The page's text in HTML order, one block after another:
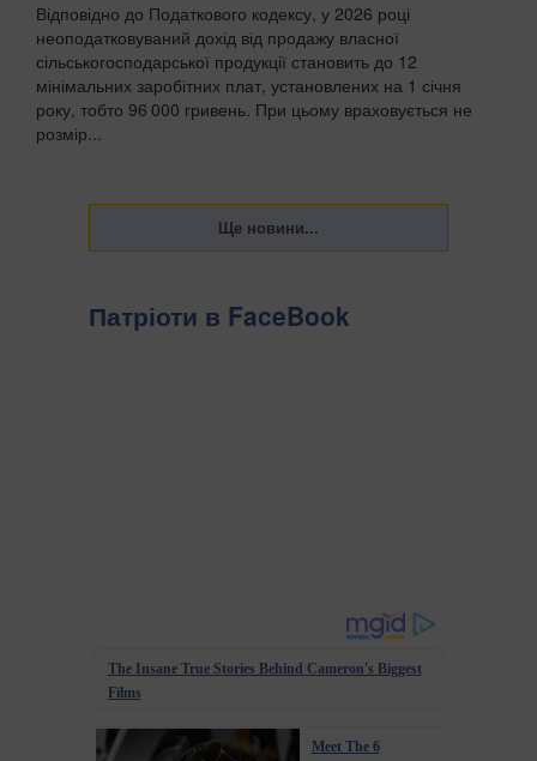
Відповідно до Податкового кодексу, у 2026 році
неоподатковуваний дохід від продажу власної
сільськогосподарської продукції становить до 12
мінімальних заробітних плат, установлених на 1 січня
року, тобто 96 000 гривень. При цьому враховується не
розмір...
Патріоти в FaceBook
The Insane True Stories Behind Cameron's Biggest
Films
Meet The 6